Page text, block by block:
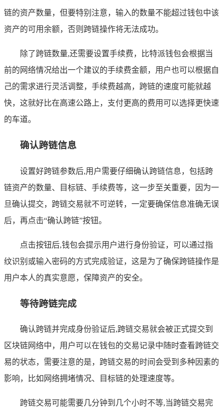
链的资产数量，但要特别注意，输入的数量不能超过钱包中该
资产的可用余额，否则跨链操作将无法成功。
除了跨链数量,还需要设置手续费，比特派钱包会根据当
前的网络情况给出一个建议的手续费金额，用户也可以根据自
己的需求进行灵活调整，手续费越高，跨链的速度可能就越
快，这就好比在高速公路上，支付更高的费用可以选择更快速
的车道。
确认跨链信息
设置好跨链参数后,用户需要仔细确认跨链信息，包括跨
链资产的数量、目标链、手续费等，这一步至关重要，因为一
旦确认提交，跨链交易就不可逆转，一定要确保信息准确无误
后，再点击“确认跨链”按钮。
点击按钮后,钱包会提示用户进行身份验证，可以通过指
纹识别或输入密码的方式完成验证，这是为了确保跨链操作是
用户本人的真实意愿，保障资产的安全。
等待跨链完成
确认跨链并完成身份验证后,跨链交易就会被正式提交到
区块链网络中，用户可以在钱包的交易记录中随时查看跨链交
易的状态，需要注意的是，跨链交易的时间会受到多种因素的
影响，比如网络拥堵情况、目标链的处理速度等。
跨链交易可能需要几分钟到几个小时不等,当跨链交易完